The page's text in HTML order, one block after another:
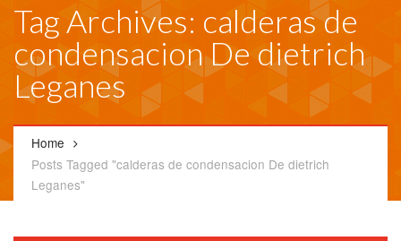
Tag Archives: calderas de
condensacion De dietrich
Leganes
Home
Posts Tagged "calderas de condensacion De dietrich
Leganes"